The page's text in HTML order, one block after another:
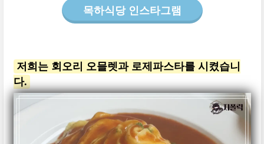
목하식당 인스타그램
저희는 회오리 오믈렛과 로제파스타를 시켰습니
다.